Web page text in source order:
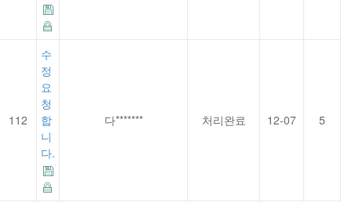
112
수
정
요
청
합
니
다.
다******* 처리완료 12-07 5